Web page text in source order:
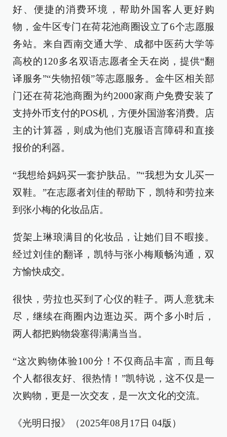
好、便捷的消费环境，帮助外国客人更好购
物，金牛区专门在荷花池商圈设立了6个志愿服
务站。来自西南交通大学、成都中医药大学等
高校的120多名双语志愿者全天在岗，提供“翻
译服务”“失物招领”等志愿服务。金牛区相关部
门还在荷花池商圈为约2000家商户免费安装了
支持外币支付的POS机，方便外国游客消费。店
主的计算器，则成为他们克服语言障碍和直接
报价的利器。
“我想给妈妈买一套护肤品。”“我想为女儿买一
双鞋。”在志愿者刘佳的帮助下，凯特和劳拉来
到张小梅的化妆品店。
货架上琳琅满目的化妆品，让她们目不暇接。
经过刘佳的翻译，凯特与张小梅顺畅沟通，双
方愉快成交。
很快，劳拉也买到了心仪的鞋子。两人意犹未
尽，继续在商圈内边逛边买。两个多小时后，
两人都把购物袋塞得满满当当。
“这次购物体验100分！不仅商品丰富，而且每
个人都很友好、很热情！”凯特说，这不仅是一
次购物，更是一次交友，是一次文化的交流。
《光明日报》（2025年08月17日 04版）